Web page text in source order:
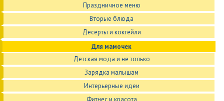
Праздничное меню
Вторые блюда
Десерты и коктейли
Для мамочек
Детская мода и не только
Зарядка малышам
Интерьерные идеи
Фитнес и красота